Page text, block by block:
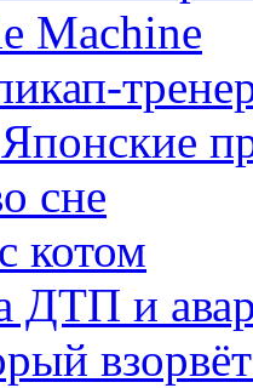
Machine
сне
котом
ДТП и